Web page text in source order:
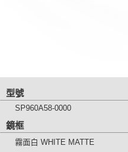
型號
SP960A58-0000
鏡框
霧面白 WHITE MATTE